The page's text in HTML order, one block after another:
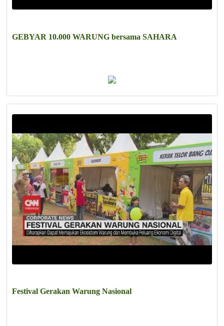
GEBYAR 10.000 WARUNG bersama SAHARA
Festival Gerakan Warung Nasional